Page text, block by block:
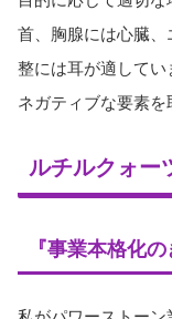
首、胸腺には心臓
整には耳が適して
ネガティブな要素を
ルチルクォー
『事業本格化